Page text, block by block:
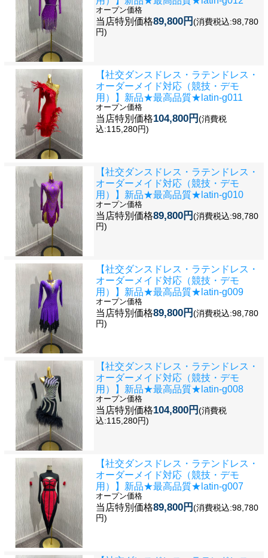
オープン価格
当店特別価格89,800円(消費税込:98,780
円)
【社交ダンスドレス・ラテンドレス・
オーダーメイド対応（競技・デモ
用）】新品★最高品質★latin-g011
オープン価格
当店特別価格104,800円(消費税
込:115,280円)
【社交ダンスドレス・ラテンドレス・
オーダーメイド対応（競技・デモ
用）】新品★最高品質★latin-g010
オープン価格
当店特別価格89,800円(消費税込:98,780
円)
【社交ダンスドレス・ラテンドレス・
オーダーメイド対応（競技・デモ
用）】新品★最高品質★latin-g009
オープン価格
当店特別価格89,800円(消費税込:98,780
円)
【社交ダンスドレス・ラテンドレス・
オーダーメイド対応（競技・デモ
用）】新品★最高品質★latin-g008
オープン価格
当店特別価格104,800円(消費税
込:115,280円)
【社交ダンスドレス・ラテンドレス・
オーダーメイド対応（競技・デモ
用）】新品★最高品質★latin-g007
オープン価格
当店特別価格89,800円(消費税込:98,780
円)